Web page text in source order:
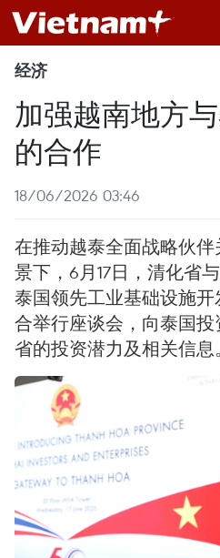
经济
加强越南地方
的合作
18/06/2026 03:46
在推动越泰全面战略伙
景下，6月17日，清化省
泰国领先工业基础设施
合举行座谈会，向泰国
省的投资潜力及相关信息